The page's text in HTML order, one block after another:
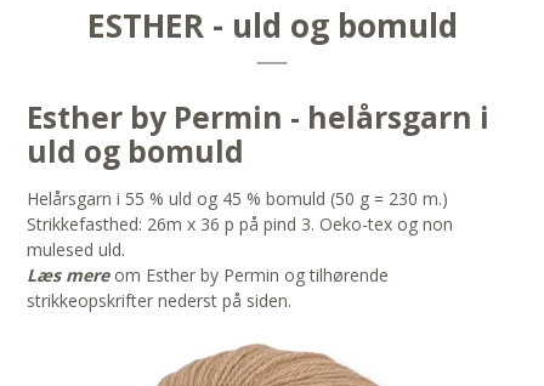
ESTHER - uld og bomuld
Esther by Permin - helårsgarn i
uld og bomuld
Helårsgarn i 55 % uld og 45 % bomuld (50 g = 230 m.)
Strikkefasthed: 26m x 36 p på pind 3. Oeko-tex og non
mulesed uld.
Læs mereom Esther by Permin og tilhørende
strikkeopskrifter nederst på siden.